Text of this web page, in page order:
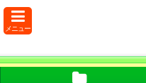
メニュー